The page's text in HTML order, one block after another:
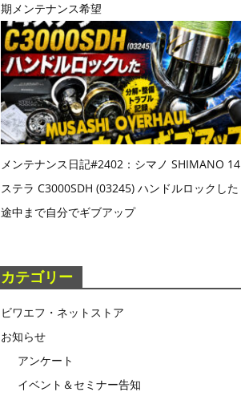
期メンテナンス希望
メンテナンス日記#2402：シマノ SHIMANO 14
ステラ C3000SDH (03245) ハンドルロックした
途中まで自分でギブアップ
カテゴリー
ビワエフ・ネットストア
お知らせ
アンケート
イベント＆セミナー告知